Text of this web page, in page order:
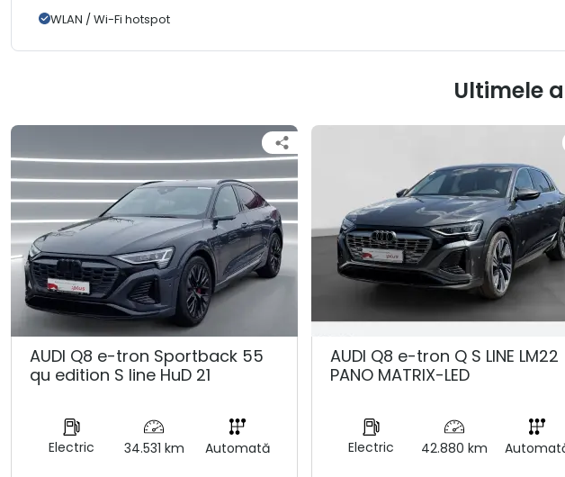
WLAN / Wi-Fi hotspot
Ultimele
AUDI Q8 e-tron Sportback 55
qu edition S line HuD 21
Electric 34.531 km Automată
AUDI Q8 e-tron Q S LINE LM22
PANO MATRIX-LED
Electric 42.880 km